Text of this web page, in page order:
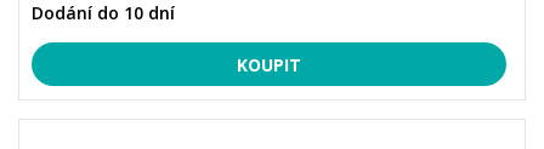
Dodání do 10 dní